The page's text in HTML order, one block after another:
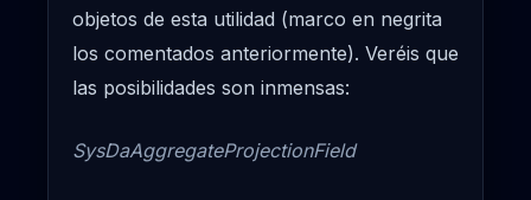
objetos de esta utilidad (marco en negrita
los comentados anteriormente). Veréis que
las posibilidades son inmensas:
SysDaAggregateProjectionField